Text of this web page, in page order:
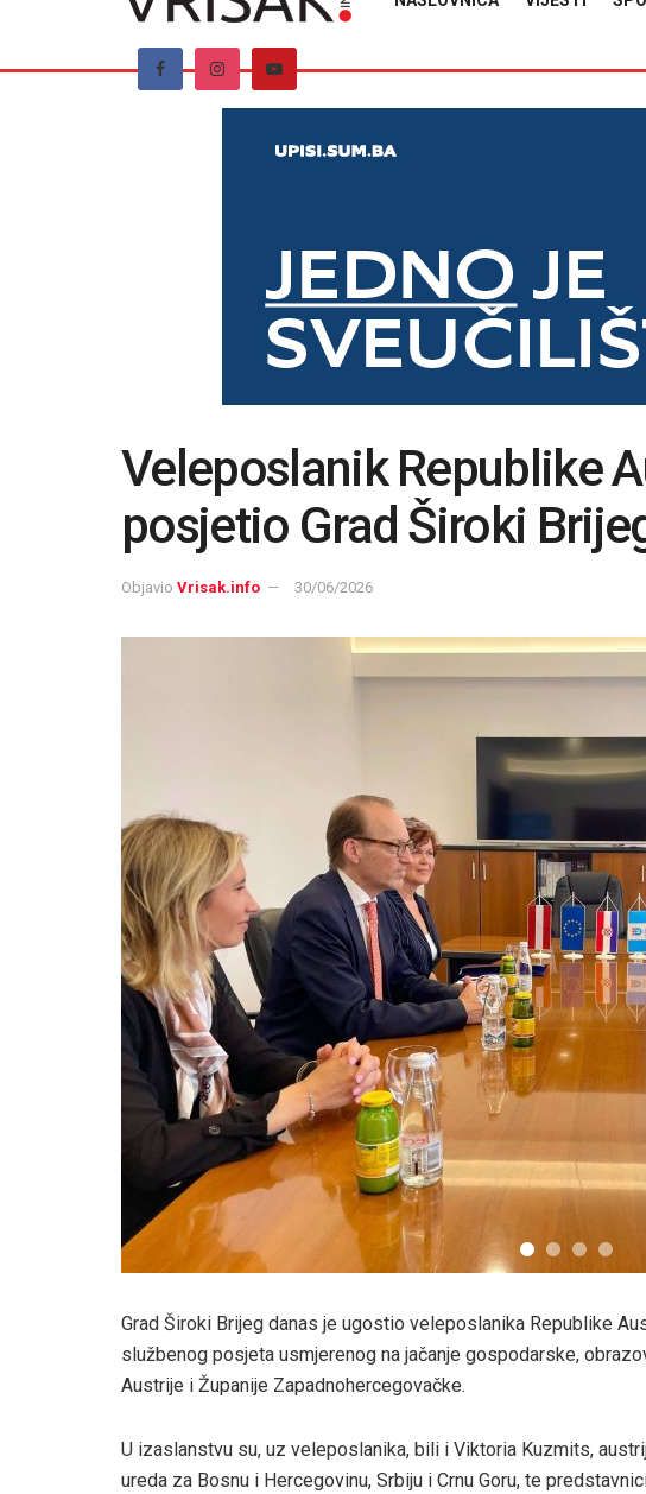
Veleposlanik Republike
posjetio Grad Široki
Objavio Vrisak.info 30/06/2026
Grad Široki Brijeg danas je ugostio veleposlanika Republike
službenog posjeta usmjerenog na jačanje gospodarske,
Austrije i Županije Zapadnohercegovačke.
U izaslanstvu su, uz veleposlanika, bili i Viktoria Kuzmits,
ureda za Bosnu i Hercegovinu, Srbiju i Crnu Goru, te